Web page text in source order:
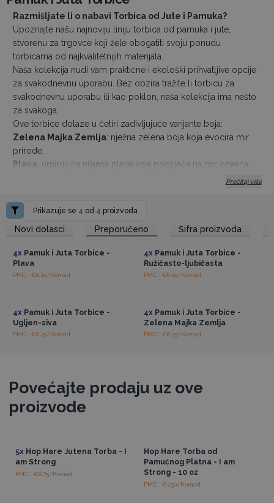
Razmišljate li o nabavi Torbica od Jute i Pamuka?
Upoznajte našu najnoviju liniju torbica od pamuka i jute,
stvorenu za trgovce koji žele obogatiti svoju ponudu
torbicama od najkvalitetnijih materijala.
Naša kolekcija nudi vam praktične i ekološki prihvatljive opcije
za svakodnevnu uporabu. Bez obzira tražite li torbicu za
svakodnevnu uporabu ili kao poklon, naša kolekcija ima nešto
za svakoga.
Ove torbice dolaze u četiri zadivljujuće varijante boja:
Zelena Majka Zemlja: nježna zelena boja koja evocira mir
prirode.
Plava: umirujuća nijansa plave koja podsjeća na mir oceana.
Ružičasto-ljubičasta
: živahna kombinacija boja koja dodaje
razigrani štih.
Prodaje se u četiri komada i svaka torbica ima idealnu veličinu
stvari poput šminke, proizvoda za njegu kože ili toaletnih
potrepština.
u pokretu.
Budite dio održive mode i dodajte ove elegantne
torbice u svoju ponudu danas!
Pročitaj više
Prikazuje se 4 od 4 proizvoda
Novi dolasci Preporučeno Šifra proizvoda
Pristup veleprodajnim
cijenama
4x Pamuk i Juta Torbice -
Plava
PMC : €6.25/Komad
Pristup veleprodajnim
cijenama
4x Pamuk i Juta Torbice -
Ružičasto-ljubičasta
PMC : €6.25/Komad
4x Pamuk i Juta Torbice -
Ugljen-siva
PMC : €6.25/Komad
4x Pamuk i Juta Torbice -
Zelena Majka Zemlja
PMC : €6.25/Komad
Povećajte prodaju uz ove
proizvode
5x Hop Hare Jutena Torba - I
am Strong
PMC : €8.75/Komad
Hop Hare Torba od
Pamučnog Platna - I am
Strong - 10 oz
PMC : €7.50/Komad